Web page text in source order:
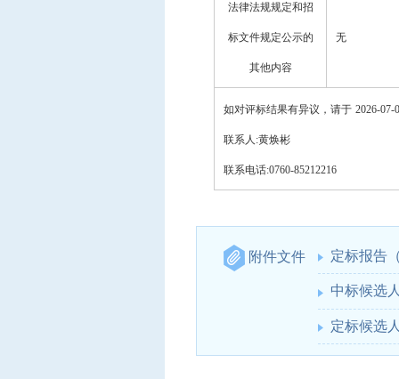
法律法规规定和招
标文件规定公示的
其他内容
无
如对评标结果有异议，请于 2026-07-
联系人 :黄焕彬
联系电话:0760-85212216
附件文件 定标报告
中标候选
定标候选